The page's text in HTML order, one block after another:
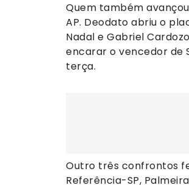
Quem também
AP. Deodato abriu o
Nadal e Gabriel
encarar o vencedor de
terça.
Outro três confrontos
Referência-SP,